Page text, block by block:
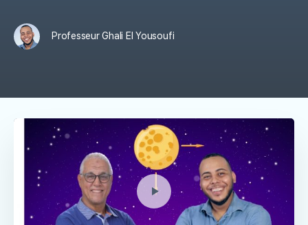
Professeur Ghali El Yousoufi